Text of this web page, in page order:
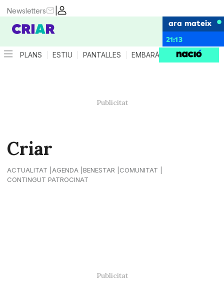
|
Newsletters
ara mateix
21:13
PLANS ESTIU PANTALLES EMBARÀS CRIANÇA
Criar
ACTUALITAT AGENDA BENESTAR
COMUNITAT
CONTINGUT PATROCINAT